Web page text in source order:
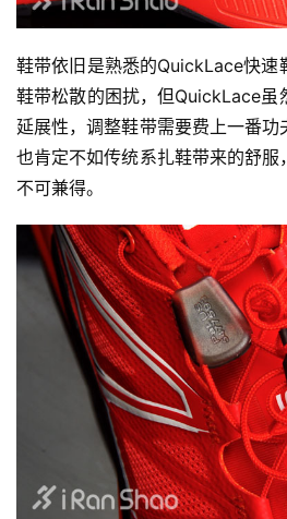
鞋带依旧是熟悉的QuickLace快速
鞋带松散的困扰，但QuickLace虽
延展性，调整鞋带需要费上一番功
也肯定不如传统系扎鞋带来的舒
不可兼得。